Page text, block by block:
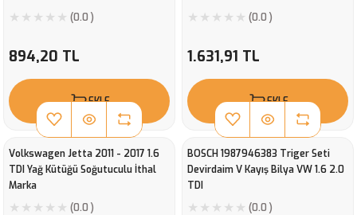
(0.0 )
894,20 TL
EKLE
(0.0 )
1.631,91 TL
EKLE
Volkswagen Jetta 2011 - 2017 1.6
TDI Yağ Kütüğü Soğutuculu İthal
Marka
(0.0 )
BOSCH 1987946383 Triger Seti
Devirdaim V Kayış Bilya VW 1.6 2.0
TDI
(0.0 )